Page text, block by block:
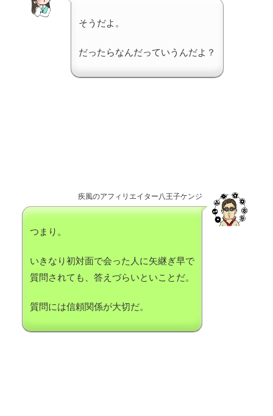
そうだよ。
だったらなんだっていうんだよ？
疾風のアフィリエイター八王子ケンジ
つまり。
いきなり初対面で会った人に矢継ぎ早で
質問されても、答えづらいといことだ。
質問には信頼関係が大切だ。